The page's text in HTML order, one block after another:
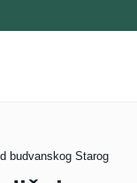
budvanskog Starog